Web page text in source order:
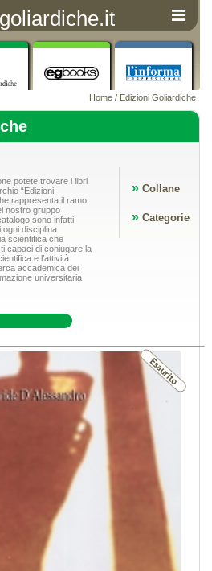
Home / Edizioni Goliardiche
potete trovare i libri
“Edizioni
rappresenta il ramo
nostro gruppo
sono infatti
ogni disciplina
scientifica che
capaci di coniugare la
e l’attività
accademica dei
universitaria
»Collane
»Categorie